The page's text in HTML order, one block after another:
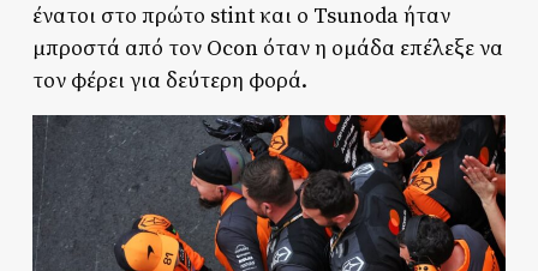
ένατοι στο πρώτο stint και ο Tsunoda ήταν
μπροστά από τον Ocon όταν η ομάδα επέλεξε να
τον φέρει για δεύτερη φορά.